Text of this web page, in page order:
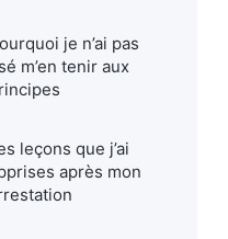
je n’ai pas
m’en tenir aux
leçons que j’ai
après mon